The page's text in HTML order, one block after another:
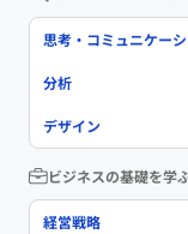
思考・コミュニケー
分析
デザイン
ビジネスの基礎を学
経営戦略